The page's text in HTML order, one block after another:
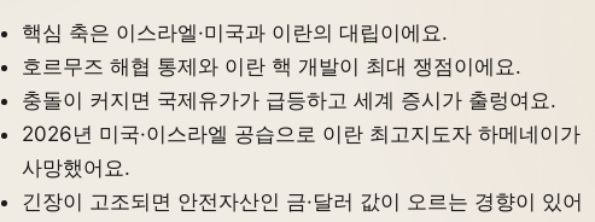
핵심 축은 이스라엘·미국과 이란의 대립이에요.
호르무즈 해협 통제와 이란 핵 개발이 최대 쟁점이에요.
충돌이 커지면 국제유가가 급등하고 세계 증시가 출렁여요.
2026년 미국·이스라엘 공습으로 이란 최고지도자 하메네이가
사망했어요.
긴장이 고조되면 안전자산인 금·달러 값이 오르는 경향이 있어